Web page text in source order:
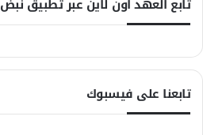
تابع العهد أون لاين عبر تطبيق نبض
تابعنا على فيسبوك